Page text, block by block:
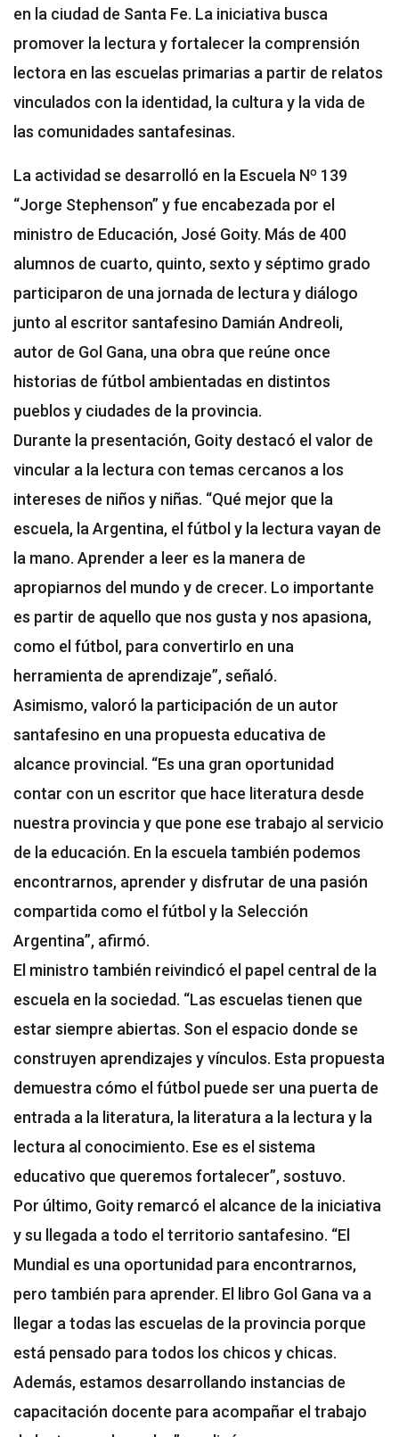
en la ciudad de Santa Fe. La iniciativa busca
promover la lectura y fortalecer la comprensión
lectora en las escuelas primarias a partir de relatos
vinculados con la identidad, la cultura y la vida de
las comunidades santafesinas.
La actividad se desarrolló en la Escuela Nº 139
“Jorge Stephenson” y fue encabezada por el
ministro de Educación, José Goity. Más de 400
alumnos de cuarto, quinto, sexto y séptimo grado
participaron de una jornada de lectura y diálogo
junto al escritor santafesino Damián Andreoli,
autor de Gol Gana, una obra que reúne once
historias de fútbol ambientadas en distintos
pueblos y ciudades de la provincia.
Durante la presentación, Goity destacó el valor de
vincular a la lectura con temas cercanos a los
intereses de niños y niñas. “Qué mejor que la
escuela, la Argentina, el fútbol y la lectura vayan de
la mano. Aprender a leer es la manera de
apropiarnos del mundo y de crecer. Lo importante
es partir de aquello que nos gusta y nos apasiona,
como el fútbol, para convertirlo en una
herramienta de aprendizaje”, señaló.
Asimismo, valoró la participación de un autor
santafesino en una propuesta educativa de
alcance provincial. “Es una gran oportunidad
contar con un escritor que hace literatura desde
nuestra provincia y que pone ese trabajo al servicio
de la educación. En la escuela también podemos
encontrarnos, aprender y disfrutar de una pasión
compartida como el fútbol y la Selección
Argentina”, afirmó.
El ministro también reivindicó el papel central de la
escuela en la sociedad. “Las escuelas tienen que
estar siempre abiertas. Son el espacio donde se
construyen aprendizajes y vínculos. Esta propuesta
demuestra cómo el fútbol puede ser una puerta de
entrada a la literatura, la literatura a la lectura y la
lectura al conocimiento. Ese es el sistema
educativo que queremos fortalecer”, sostuvo.
Por último, Goity remarcó el alcance de la iniciativa
y su llegada a todo el territorio santafesino. “El
Mundial es una oportunidad para encontrarnos,
pero también para aprender. El libro Gol Gana va a
llegar a todas las escuelas de la provincia porque
está pensado para todos los chicos y chicas.
Además, estamos desarrollando instancias de
capacitación docente para acompañar el trabajo